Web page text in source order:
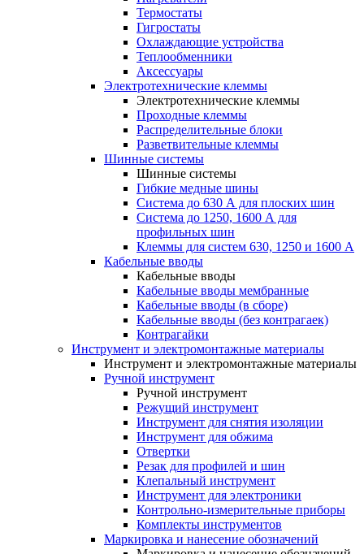
Термостаты
Гигростаты
Охлаждающие устройства
Теплообменники
Аксессуары
Электротехнические клеммы
Электротехнические клеммы
Проходные клеммы
Распределительные блоки
Разветвительные клеммы
Шинные системы
Шинные системы
Гибкие медные шины
Система до 630 А для плоских шин
Система до 1250, 1600 А для
профильных шин
Клеммы для систем 630, 1250 и 1600 А
Кабельные вводы
Кабельные вводы
Кабельные вводы мембранные
Кабельные вводы (в сборе)
Кабельные вводы (без контрагаек)
Контрагайки
Инструмент и электромонтажные материалы
Инструмент и электромонтажные материалы
Ручной инструмент
Ручной инструмент
Режущий инструмент
Инструмент для снятия изоляции
Инструмент для обжима
Отвертки
Резак для профилей и шин
Клепальный инструмент
Инструмент для электроники
Контрольно-измерительные приборы
Комплекты инструментов
Маркировка и нанесение обозначений